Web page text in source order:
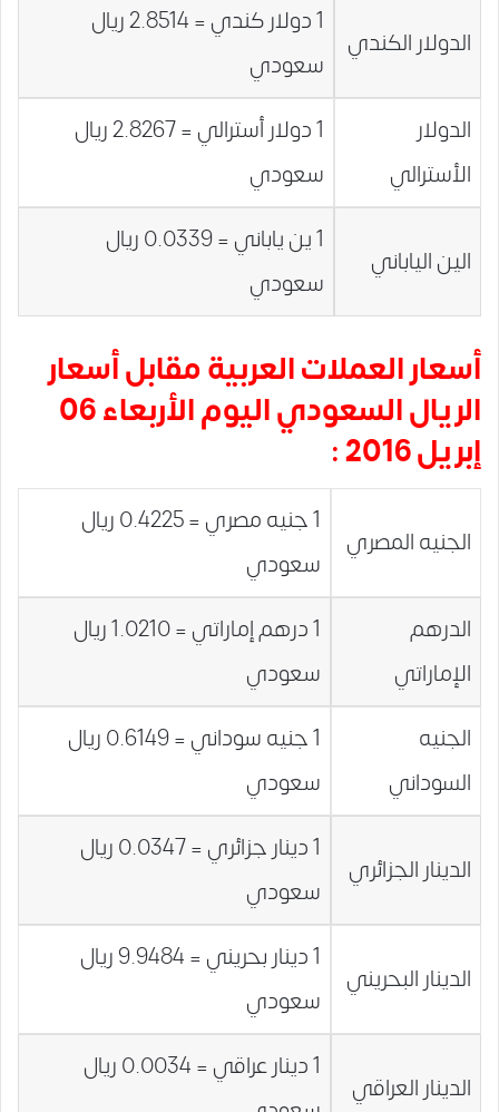
الدولار الكندي
1 دولار كندي = 2.8514 ريال
سعودي
الدولار
الأسترالي
1 دولار أسترالي = 2.8267 ريال
سعودي
الين الياباني
1 ين ياباني = 0.0339 ريال
سعودي
أسعار العملات العربية مقابل أسعار
الريال السعودي اليوم الأربعاء 06
إبريل 2016 :
الجنيه المصري
1 جنيه مصري = 0.4225 ريال
سعودي
الدرهم
الإماراتي
1 درهم إماراتي = 1.0210 ريال
سعودي
الجنيه
السوداني
1 جنيه سوداني = 0.6149 ريال
سعودي
الدينار الجزائري
1 دينار جزائري = 0.0347 ريال
سعودي
الدينار البحريني
1 دينار بحريني = 9.9484 ريال
سعودي
الدينار العراقي
1 دينار عراقي = 0.0034 ريال